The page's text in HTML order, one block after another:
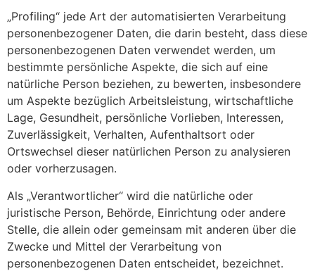
„Profiling“ jede Art der automatisierten Verarbeitung
personenbezogener Daten, die darin besteht, dass diese
personenbezogenen Daten verwendet werden, um
bestimmte persönliche Aspekte, die sich auf eine
natürliche Person beziehen, zu bewerten, insbesondere
um Aspekte bezüglich Arbeitsleistung, wirtschaftliche
Lage, Gesundheit, persönliche Vorlieben, Interessen,
Zuverlässigkeit, Verhalten, Aufenthaltsort oder
Ortswechsel dieser natürlichen Person zu analysieren
oder vorherzusagen.
Als „Verantwortlicher“ wird die natürliche oder
juristische Person, Behörde, Einrichtung oder andere
Stelle, die allein oder gemeinsam mit anderen über die
Zwecke und Mittel der Verarbeitung von
personenbezogenen Daten entscheidet, bezeichnet.